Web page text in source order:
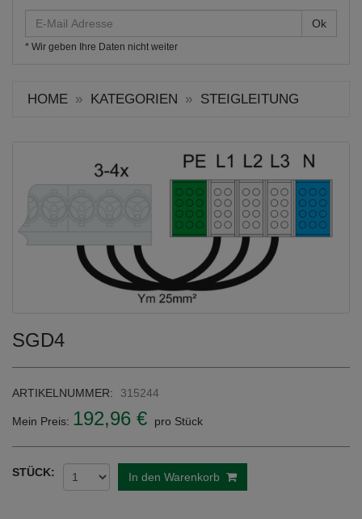
Mail
Adresse
* Wir geben Ihre Daten nicht weiter
HOME KATEGORIEN STEIGLEITUNG
SGD4
ARTIKELNUMMER: 315244
Mein Preis: 192,96 € pro Stück
STÜCK: In den Warenkorb